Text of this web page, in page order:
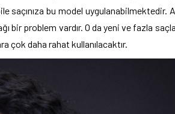
saçınıza bu model uygulanabilmektedir.
bir problem vardır. O da yeni ve fazla
çok daha rahat kullanılacaktır.